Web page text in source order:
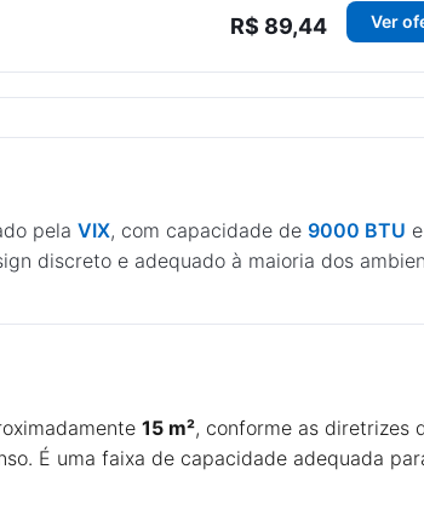
R$ 89,44 Ver
pela VIX, com capacidade de 9000 BTU e
discreto e adequado à maioria dos
15 m², conforme as diretrizes
É uma faixa de capacidade adequada